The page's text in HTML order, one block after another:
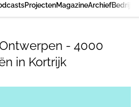
ProjectenMagazineArchief
- 4000
in Kortrijk